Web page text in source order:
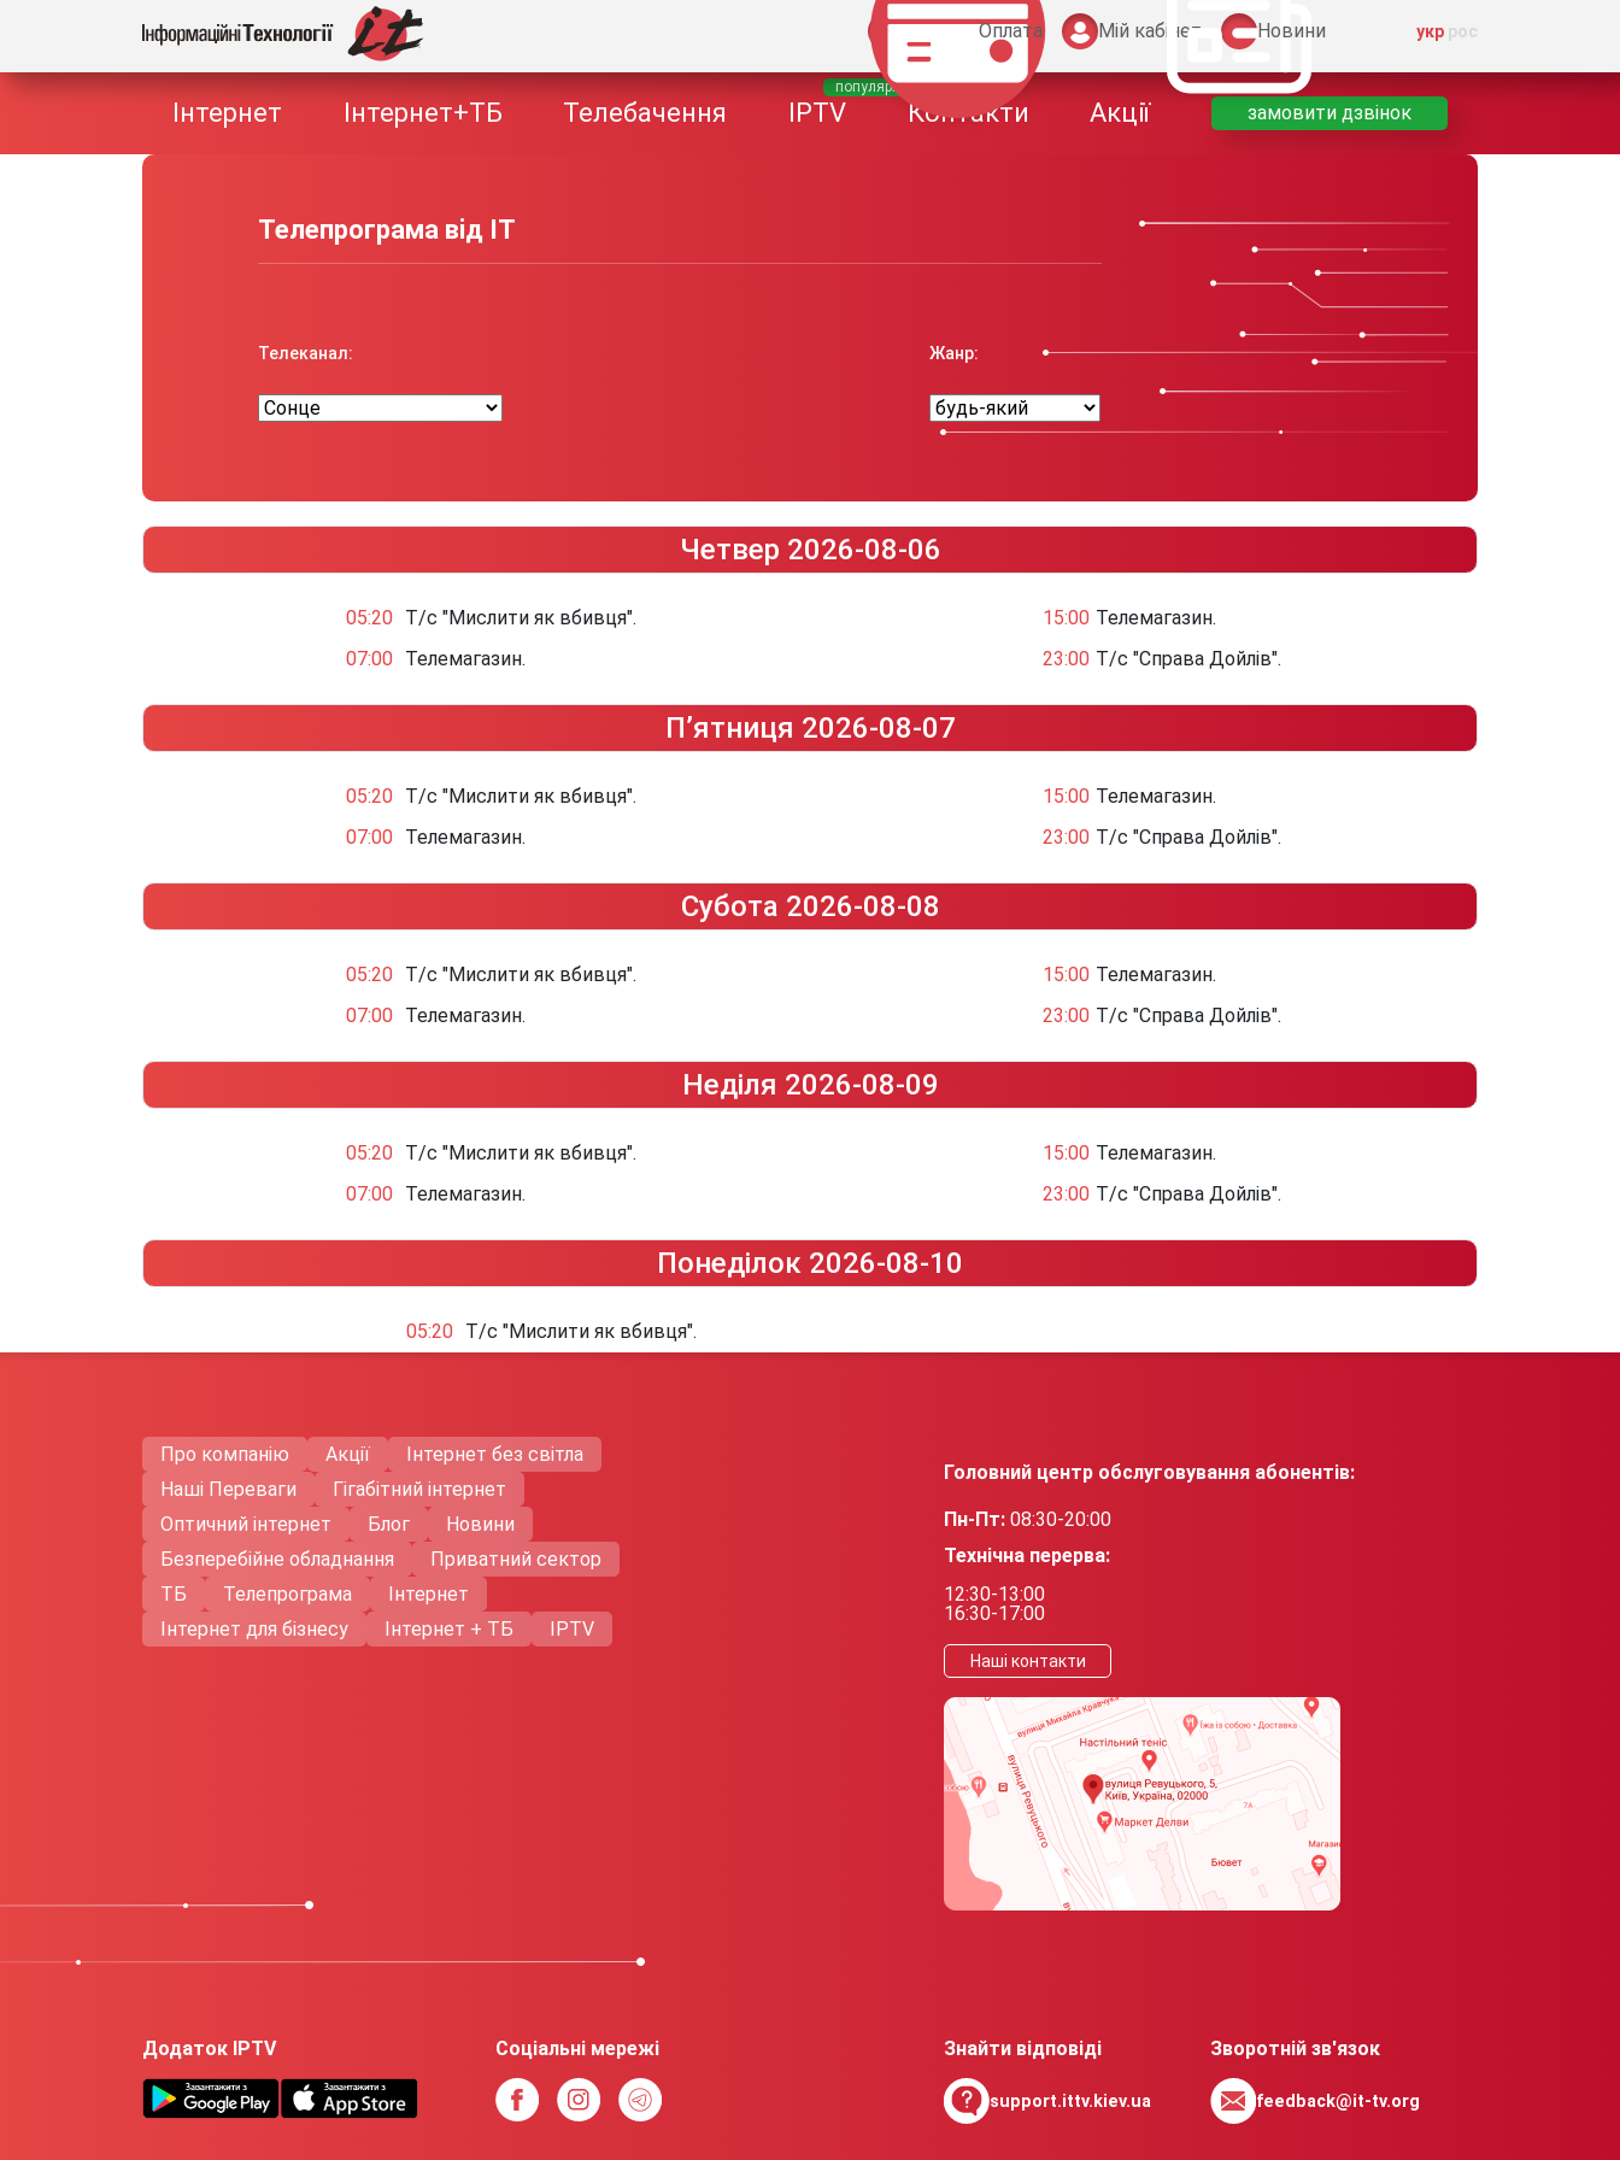
Оплата Мій кабінет Новини укр рос
Інтернет Інтернет+ТБ Телебачення
популярне
IPTV Контакти Акції замовити дзвiнок
Телепрограма вiд IT
Телеканал: Жанр:
Четвер 2026-08-06
05:20
Т/с "Мислити як вбивця".
07:00
Телемагазин.
15:00 Телемагазин.
23:00 Т/с "Справа Дойлів".
П’ятниця 2026-08-07
05:20
Т/с "Мислити як вбивця".
07:00
Телемагазин.
15:00 Телемагазин.
23:00 Т/с "Справа Дойлів".
Субота 2026-08-08
05:20
Т/с "Мислити як вбивця".
07:00
Телемагазин.
15:00 Телемагазин.
23:00 Т/с "Справа Дойлів".
Неділя 2026-08-09
05:20
Т/с "Мислити як вбивця".
07:00
Телемагазин.
15:00 Телемагазин.
23:00 Т/с "Справа Дойлів".
Понеділок 2026-08-10
05:20 Т/с "Мислити як вбивця".
Про компанію Акції
Інтернет без світла
Нашi Переваги
Гігабітний інтернет
Оптичний інтернет
Блог
Новини
Безперебійне обладнання
Приватний сектор
ТБ
Телепрограма
Інтернет
Інтернет для бізнесу
Інтернет + ТБ IPTV
Додаток IPTV Соціальні мережі
Головний центр обслуговування абонентів:
Пн-Пт:08:30-20:00
Технічна перерва:
12:30-13:00
16:30-17:00
Нашi контакти
Знайти відповіді
support.ittv.kiev.ua
Зворотній зв'язок
feedback@it-tv.org